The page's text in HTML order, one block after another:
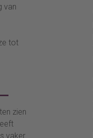
van
tot
zien
vaker